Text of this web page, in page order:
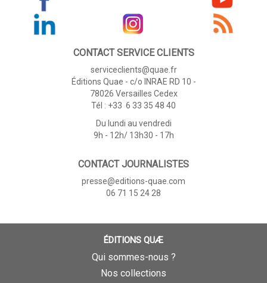
CONTACT SERVICE CLIENTS
serviceclients@quae.fr
Éditions Quae - c/o INRAE RD 10 -
78026 Versailles Cedex
Tél : +33 6 33 35 48 40
Du lundi au vendredi
9h - 12h/ 13h30 - 17h
CONTACT JOURNALISTES
presse@editions-quae.com
06 71 15 24 28
ÉDITIONS QUÆ
Qui sommes-nous ?
Nos collections